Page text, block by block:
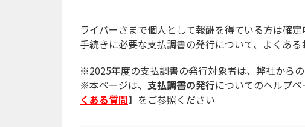
ライバーさまで個人として報酬を得ている方は確定
手続きに必要な支払調書の発行について、よくある
※2025年度の支払調書の発行対象者は、弊社からの
※本ページは、 支払調書の発行についてのヘルプペ
くある質問】をご参照ください